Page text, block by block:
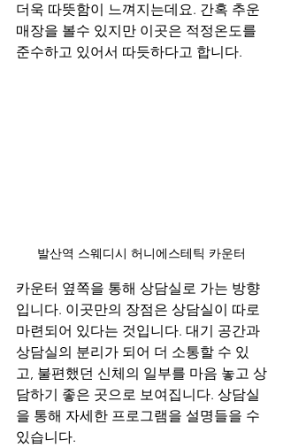
더욱 따뜻함이 느껴지는데요. 간혹 추운
매장을 볼수 있지만 이곳은 적정온도를
준수하고 있어서 따듯하다고 합니다.
발산역 스웨디시 허니에스테틱 카운터
카운터 옆쪽을 통해 상담실로 가는 방향
입니다. 이곳만의 장점은 상담실이 따로
마련되어 있다는 것입니다. 대기 공간과
상담실의 분리가 되어 더 소통할 수 있
고, 불편했던 신체의 일부를 마음 놓고 상
담하기 좋은 곳으로 보여집니다. 상담실
을 통해 자세한 프로그램을 설명들을 수
있습니다.